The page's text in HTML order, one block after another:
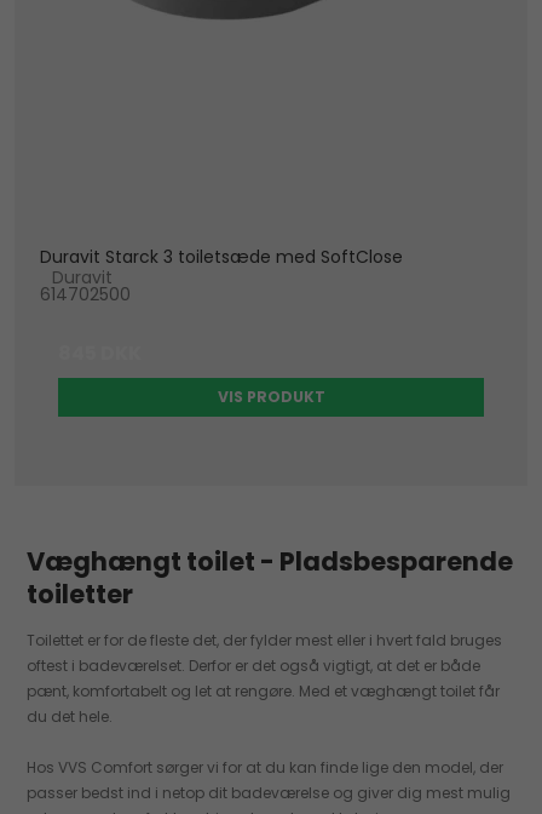
Duravit Starck 3 toiletsæde med SoftClose
Duravit
614702500
VIS PRODUKT
Væghængt toilet - Pladsbesparende
toiletter
Toilettet er for de fleste det, der fylder mest eller i hvert fald bruges
oftest i badeværelset. Derfor er det også vigtigt, at det er både
pænt, komfortabelt og let at rengøre. Med et væghængt toilet får
du det hele.
Hos VVS Comfort sørger vi for at du kan finde lige den model, der
passer bedst ind i netop dit badeværelse og giver dig mest mulig